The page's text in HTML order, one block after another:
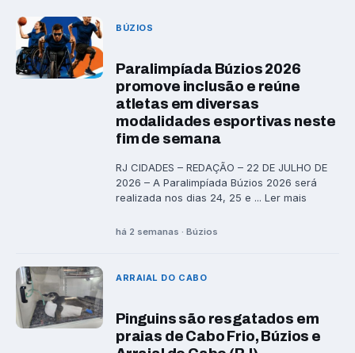
BÚZIOS
Paralimpíada Búzios 2026
promove inclusão e reúne
atletas em diversas
modalidades esportivas neste
fim de semana
RJ CIDADES – REDAÇÃO – 22 DE JULHO DE
2026 – A Paralimpíada Búzios 2026 será
realizada nos dias 24, 25 e ... Ler mais
há 2 semanas · Búzios
ARRAIAL DO CABO
Pinguins são resgatados em
praias de Cabo Frio, Búzios e